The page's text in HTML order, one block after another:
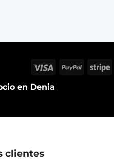
en Denia
Visa PayPal
clientes